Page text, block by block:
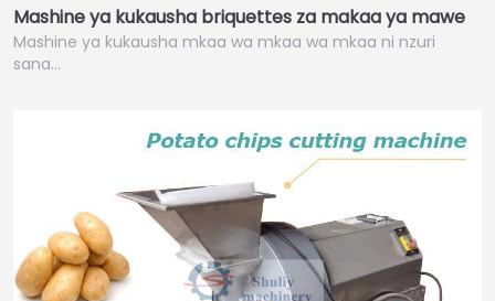
Mashine ya kukausha briquettes za makaa ya mawe
Mashine ya kukausha mkaa wa mkaa wa mkaa ni nzuri
sana…